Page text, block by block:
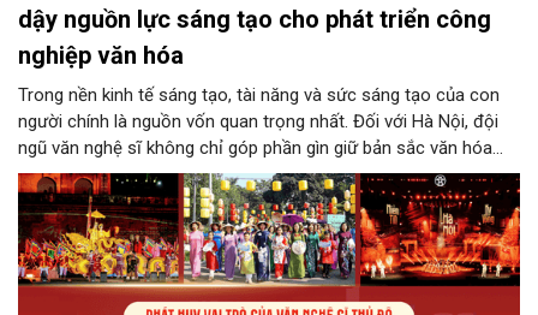
dậy nguồn lực sáng tạo cho phát triển công
nghiệp văn hóa
Trong nền kinh tế sáng tạo, tài năng và sức sáng tạo của con
người chính là nguồn vốn quan trọng nhất. Đối với Hà Nội, đội
ngũ văn nghệ sĩ không chỉ góp phần gìn giữ bản sắc văn hóa
mà còn giữ vai trò trung tâm trong quá trình hình thành các sản
phẩm công nghiệp văn hóa có giá trị. Khơi dậy, phát huy và tạo
điều kiện để nguồn lực sáng tạo ấy phát triển sẽ là “chìa khóa”
để Hà Nội khai thác hiệu quả tiềm năng văn hóa, nâng cao năng
lực cạnh tranh và khẳng định vị thế của một trung tâm sáng tạo
trong kỷ nguyên mới.